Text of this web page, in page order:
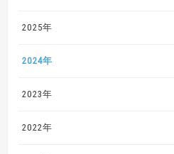
2025年
2024年
2023年
2022年